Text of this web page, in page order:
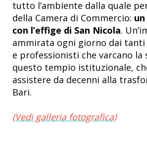
tutto l’ambiente dalla quale
della Camera di Commercio:
con l’effige di San Nicola.
ammirata ogni giorno dai tanti
e professionisti che varcano la
questo tempio istituzionale,
assistere da decenni alla
Bari.
(Vedi galleria fotografica)